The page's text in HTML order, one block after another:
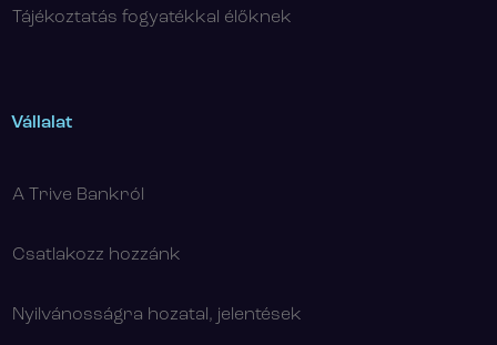
Tájékoztatás fogyatékkal élőknek
Vállalat
A Trive Bankról
Csatlakozz hozzánk
Nyilvánosságra hozatal, jelentések